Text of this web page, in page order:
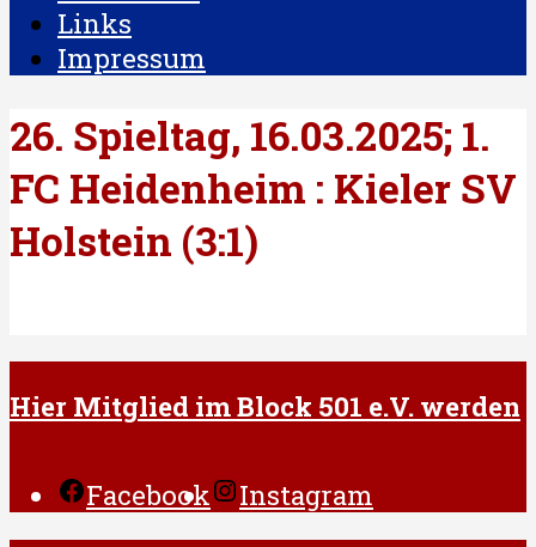
Links
Impressum
26. Spieltag, 16.03.2025; 1.
FC Heidenheim : Kieler SV
Holstein (3:1)
Hier Mitglied im Block 501 e.V. werden
Facebook
Instagram